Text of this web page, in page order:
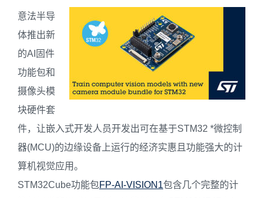
意法半导
体推出新
的AI固件
功能包和
摄像头模
块硬件套
件，让嵌入式开发人员开发出可在基于STM32 *微控制
器(MCU)的边缘设备上运行的经济实惠且功能强大的计
算机视觉应用。
STM32Cube功能包FP-AI-VISION1包含几个完整的计